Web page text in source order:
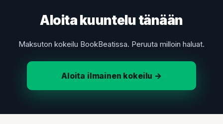
Aloita kuuntelu tänään
Maksuton kokeilu BookBeatissa. Peruuta milloin haluat.
Aloita ilmainen kokeilu →